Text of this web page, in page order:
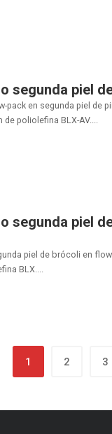
segunda piel
pack en segunda piel de
de poliolefina BLX-AV....
segunda piel
piel de brócoli en
BLX....
1 2 3